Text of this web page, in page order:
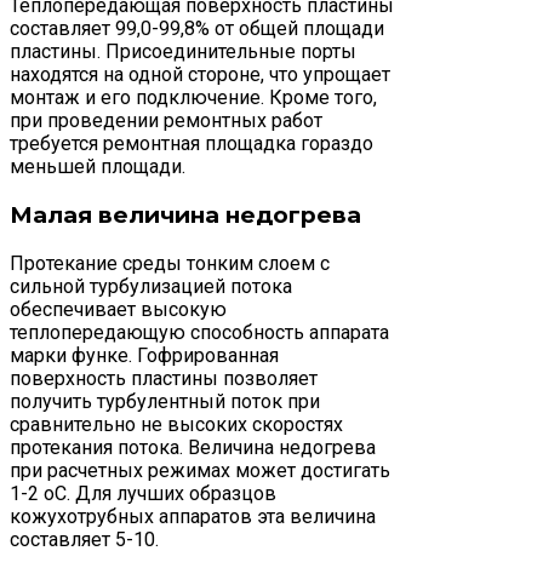
Теплопередающая поверхность пластины
составляет 99,0-99,8% от общей площади
пластины. Присоединительные порты
находятся на одной стороне, что упрощает
монтаж и его подключение. Кроме того,
при проведении ремонтных работ
требуется ремонтная площадка гораздо
меньшей площади.
Малая величина недогрева
Протекание среды тонким слоем с
сильной турбулизацией потока
обеспечивает высокую
теплопередающую способность аппарата
марки функе. Гофрированная
поверхность пластины позволяет
получить турбулентный поток при
сравнительно не высоких скоростях
протекания потока. Величина недогрева
при расчетных режимах может достигать
1-2 оС. Для лучших образцов
кожухотрубных аппаратов эта величина
составляет 5-10.